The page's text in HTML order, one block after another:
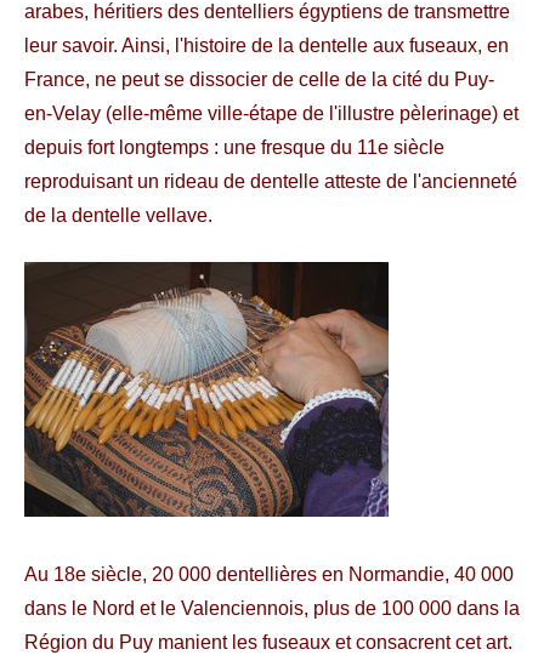
arabes, héritiers des dentelliers égyptiens de transmettre
leur savoir. Ainsi, l'histoire de la dentelle aux fuseaux, en
France, ne peut se dissocier de celle de la cité du Puy-
en-Velay (elle-même ville-étape de l'illustre pèlerinage) et
depuis fort longtemps : une fresque du 11e siècle
reproduisant un rideau de dentelle atteste de l'ancienneté
de la dentelle vellave.
Au 18e siècle, 20 000 dentellières en Normandie, 40 000
dans le Nord et le Valenciennois, plus de 100 000 dans la
Région du Puy manient les fuseaux et consacrent cet art.